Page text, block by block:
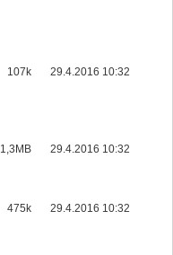
107k 29.4.2016 10:32
1,3MB 29.4.2016 10:32
475k 29.4.2016 10:32